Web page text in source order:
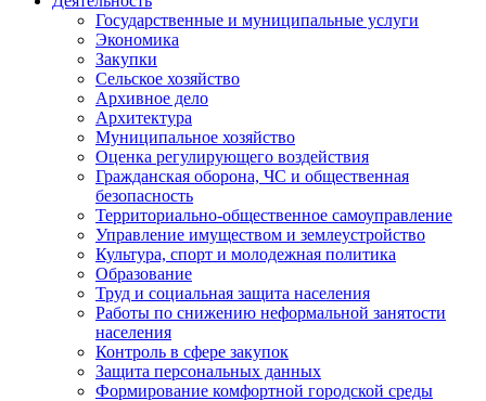
Государственные и муниципальные услуги
Экономика
Закупки
Сельское хозяйство
Архивное дело
Архитектура
Муниципальное хозяйство
Оценка регулирующего воздействия
Гражданская оборона, ЧС и общественная
безопасность
Территориально-общественное самоуправление
Управление имуществом и землеустройство
Культура, спорт и молодежная политика
Образование
Труд и социальная защита населения
Работы по снижению неформальной занятости
населения
Контроль в сфере закупок
Защита персональных данных
Формирование комфортной городской среды